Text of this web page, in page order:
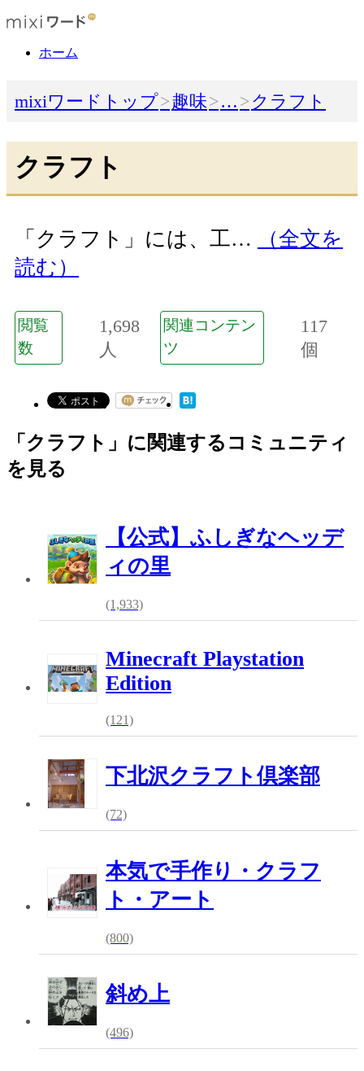
ホーム
mixiワードトップ 趣味 … クラフト
クラフト
「クラフト」には、工…
（全文を
読む）
閲覧
数
1,698
人
関連コンテン
ツ
117
個
「クラフト」に関連するコミュニティ
を見る
【公式】ふしぎなヘッデ
ィの里
(1,933)
Minecraft Playstation
Edition
(121)
下北沢クラフト倶楽部
(72)
本気で手作り・クラフ
ト・アート
(800)
斜め上
(496)